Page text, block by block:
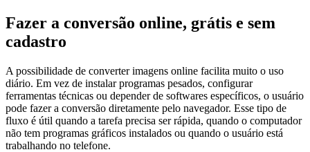
Fazer a conversão online, grátis e sem
cadastro
A possibilidade de converter imagens online facilita muito o uso
diário. Em vez de instalar programas pesados, configurar
ferramentas técnicas ou depender de softwares específicos, o usuário
pode fazer a conversão diretamente pelo navegador. Esse tipo de
fluxo é útil quando a tarefa precisa ser rápida, quando o computador
não tem programas gráficos instalados ou quando o usuário está
trabalhando no telefone.